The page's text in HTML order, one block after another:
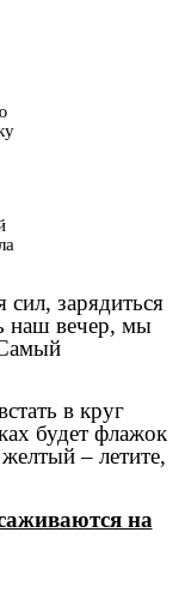
зарядиться
наш вечер, мы
в круг
будет флажок
– летите,
на